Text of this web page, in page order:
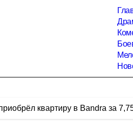
квартиру в Bandra за